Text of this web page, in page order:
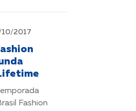
10/2017
Fashion